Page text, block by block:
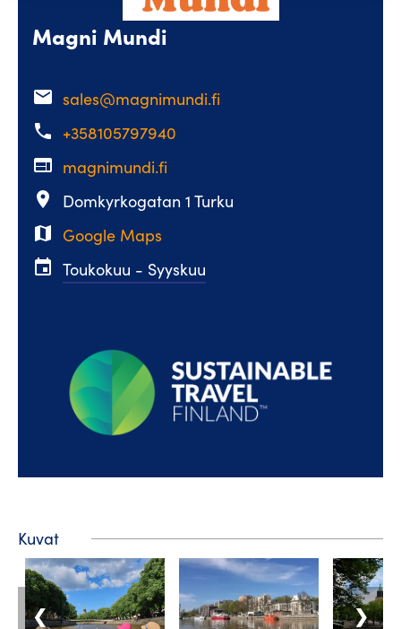
Magni Mundi
email sales@magnimundi.fi
phone +358105797940
web magnimundi.fi
place
Domkyrkogatan 1 Turku
map Google Maps
event Toukokuu - Syyskuu
Kuvat
❮ ❯